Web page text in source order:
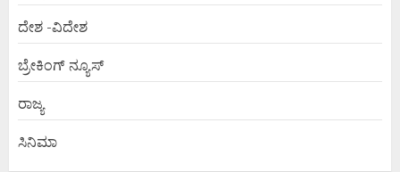
ದೇಶ -ವಿದೇಶ
ಬ್ರೇಕಿಂಗ್ ನ್ಯೂಸ್
ರಾಜ್ಯ
ಸಿನಿಮಾ